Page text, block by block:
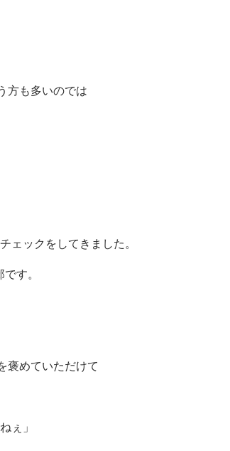
方も多いのでは
ェックをしてきました。
す。
褒めていただけて
ぇ」